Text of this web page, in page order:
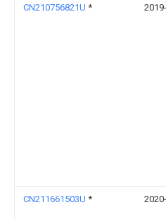
CN210756821U *
CN211661503U *